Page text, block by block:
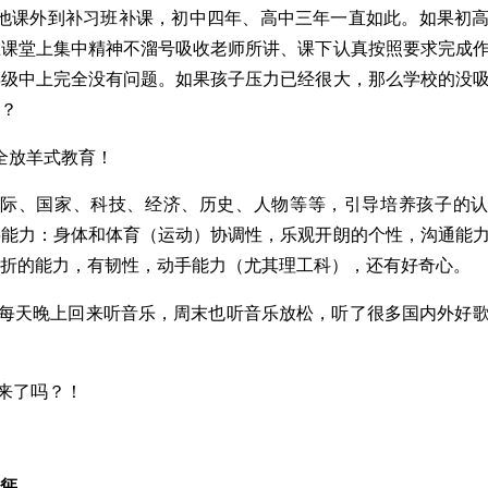
课外到补习班补课，初中四年、高中三年一直如此。如果初
堂上集中精神不溜号吸收老师所讲、课下认真按照要求完成
中上完全没有问题。如果孩子压力已经很大，那么学校的没
羊式教育！
、国家、科技、经济、历史、人物等等，引导培养孩子的
力：身体和体育（运动）协调性，乐观开朗的个性，沟通能
的能力，有韧性，动手能力（尤其理工科），还有好奇心。
天晚上回来听音乐，周末也听音乐放松，听了很多国内外好
了吗？！